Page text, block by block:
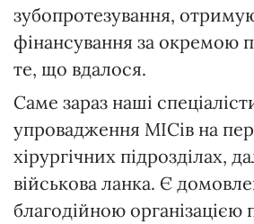
зубопротезування,
фінансування за окремою
те, що вдалося.
Саме зараз наші
упровадження МІСів на
хірургічних підрозділах,
військова ланка. Є
благодійною організацією